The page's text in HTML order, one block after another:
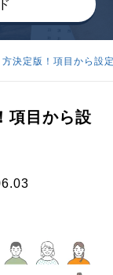
決定版！項目から設
項目から設